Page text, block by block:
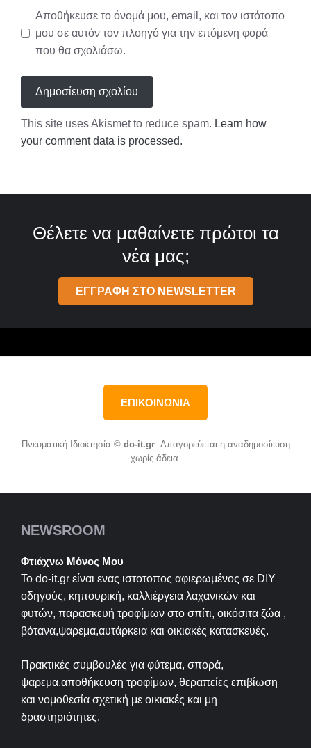
Αποθήκευσε το όνομά μου, email, και τον ιστότοπο
μου σε αυτόν τον πλοηγό για την επόμενη φορά
που θα σχολιάσω.
This site uses Akismet to reduce spam. Learn how
your comment data is processed.
Θέλετε να μαθαίνετε πρώτοι τα
νέα μας;
ΕΓΓΡΑΦΗ ΣΤΟ NEWSLETTER
ΕΠΙΚΟΙΝΩΝΙΑ
Πνευματική Ιδιοκτησία © do-it.gr. Απαγορεύεται η αναδημοσίευση
χωρίς άδεια.
NEWSROOM
Φτιάχνω Μόνος Μου
Το do-it.gr είναι ενας ιστοτοπος αφιερωμένος σε DIY
οδηγούς, κηπουρική, καλλιέργεια λαχανικών και
φυτών, παρασκευή τροφίμων στο σπίτι, οικόσιτα ζώα ,
βότανα,ψαρεμα,αυτάρκεια και οικιακές κατασκευές.
Πρακτικές συμβουλές για φύτεμα, σπορά,
ψαρεμα,αποθήκευση τροφίμων, θεραπείες επιβίωση
και νομοθεσία σχετική με οικιακές και μη
δραστηριότητες.